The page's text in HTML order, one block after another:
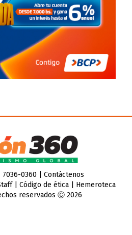
0360 | Contáctenos
| Código de ética| Hemeroteca
reservados Ⓒ 2026